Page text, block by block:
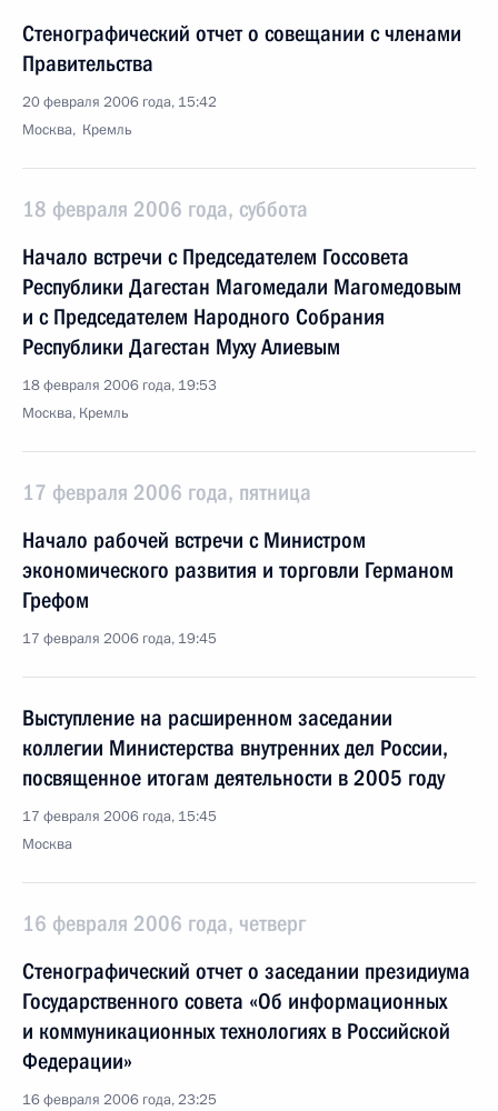
Стенографический отчет о совещании с членами
Правительства
20 февраля 2006 года, 15:42
Москва, Кремль
18 февраля 2006 года, суббота
Начало встречи с Председателем Госсовета
Республики Дагестан Магомедали Магомедовым
и с Председателем Народного Собрания
Республики Дагестан Муху Алиевым
18 февраля 2006 года, 19:53
Москва, Кремль
17 февраля 2006 года, пятница
Начало рабочей встречи с Министром
экономического развития и торговли Германом
Грефом
17 февраля 2006 года, 19:45
Выступление на расширенном заседании
коллегии Министерства внутренних дел России,
посвященное итогам деятельности в 2005 году
17 февраля 2006 года, 15:45
Москва
16 февраля 2006 года, четверг
Стенографический отчет о заседании президиума
Государственного совета «Об информационных
и коммуникационных технологиях в Российской
Федерации»
16 февраля 2006 года, 23:25